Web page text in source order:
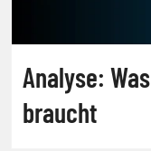
Analyse:
braucht